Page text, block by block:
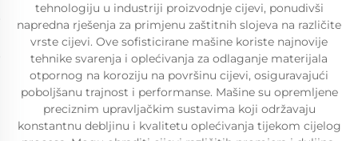
tehnologiju u industriji proizvodnje cijevi, ponudivši
napredna rješenja za primjenu zaštitnih slojeva na različite
vrste cijevi. Ove sofisticirane mašine koriste najnovije
tehnike svarenja i oplećivanja za odlaganje materijala
otpornog na koroziju na površinu cijevi, osiguravajući
poboljšanu trajnost i performanse. Mašine su opremljene
preciznim upravljačkim sustavima koji održavaju
konstantnu debljinu i kvalitetu oplećivanja tijekom cijelog